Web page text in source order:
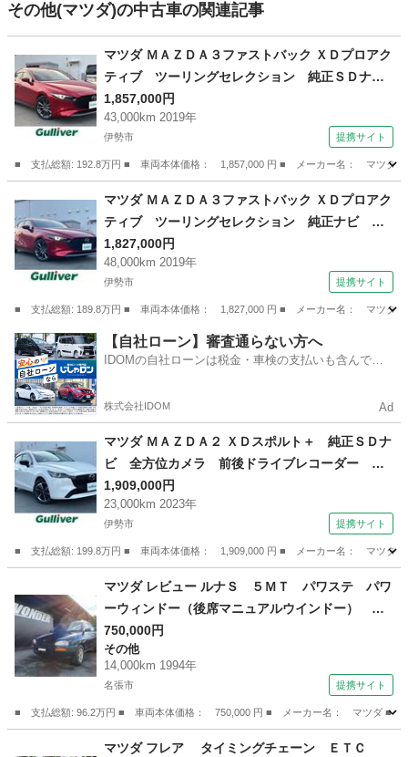
その他(マツダ)の中古車の関連記事
マツダ ＭＡＺＤＡ３ファストバック ＸＤプロアク
ティブ ツーリングセレクション 純正ＳＤナ
ビ 全方位カメラ 純正ドライブレコーダー Ｅ
ＴＣ ＢＳＭ シートヒーター ステアリングヒ
ーター パワーシート レーダークルーズコント
ロール 衝突軽減システム 車線逸脱警報 純正
アルミホイール （なし）
1,857,000円
43,000km 2019年
伊勢市 提携サイト
■ 支払総額: 192.8万円 ■ 車両本体価格： 1,857,000 円 ■ メーカー名： マツダ
マツダ
マツダ ＭＡＺＤＡ３ファストバック ＸＤプロアク
ティブ ツーリングセレクション 純正ナビ 全
方位カメラ ドライブレコーダー ＥＴＣ ＢＳ
Ｍ パワーシート シートヒーター ステアリン
グヒーター レーダークルーズコントロール レ
ーンキープアシスト 衝突軽減システム 純正ア
ルミホイール （なし）
1,827,000円
48,000km 2019年
伊勢市 提携サイト
■ 支払総額: 189.8万円 ■ 車両本体価格： 1,827,000 円 ■ メーカー名： マツダ
三重 伊勢市 マツダ
【自社ローン】審査通らない方へ
IDOMの自社ローンは税金・車検の支払いも含んでい
株式会社IDOM Ad
マツダ ＭＡＺＤＡ２ ＸＤスポルト＋ 純正ＳＤナ
ビ 全方位カメラ 前後ドライブレコーダー Ｅ
ＴＣ ＢＳＭ ヘッドアップディスプレイ パワ
ーシート シートヒーター ステアリングヒータ
ー レーダークルーズコントロール 衝突軽減
車線逸脱警報 （検8.9）
1,909,000円
23,000km 2023年
伊勢市 提携サイト
■ 支払総額: 199.8万円 ■ 車両本体価格： 1,909,000 円 ■ メーカー名： マツダ
マツダ
マツダ レビュー ルナＳ ５ＭＴ パワステ パワ
ーウィンドー（後席マニュアルウインドー）
２．５ボックス コンパクトセダン ドアバイザ
ー （なし）
750,000円
その他
14,000km 1994年
名張市 提携サイト
■ 支払総額: 96.2万円 ■ 車両本体価格： 750,000 円 ■ メーカー名： マツダ ■
その他
マツダ フレア タイミングチェーン ＥＴＣ